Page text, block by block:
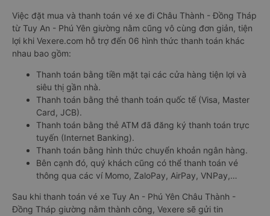
Việc đặt mua và thanh toán vé xe đi Châu Thành - Đồng Tháp
từ Tuy An - Phú Yên giường nằm cũng vô cùng đơn giản, tiện
lợi khi Vexere.com hỗ trợ đến 06 hình thức thanh toán khác
nhau bao gồm:
Thanh toán bằng tiền mặt tại các cửa hàng tiện lợi và
siêu thị gần nhà.
Thanh toán bằng thẻ thanh toán quốc tế (Visa, Master
Card, JCB).
Thanh toán bằng thẻ ATM đã đăng ký thanh toán trực
tuyến (Internet Banking).
Thanh toán bằng hình thức chuyển khoản ngân hàng.
Bên cạnh đó, quý khách cũng có thể thanh toán vé
thông qua các ví Momo, ZaloPay, AirPay, VNPay,…
Sau khi thanh toán vé xe Tuy An - Phú Yên Châu Thành -
Đồng Tháp giường nằm thành công, Vexere sẽ gửi tin